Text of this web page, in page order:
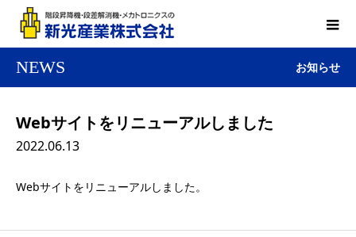
NEWS お知らせ
Webサイトをリニューアルしました
2022.06.13
Webサイトをリニューアルしました。